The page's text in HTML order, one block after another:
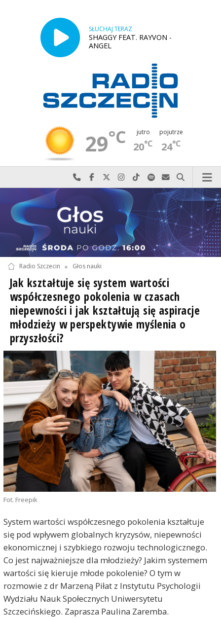
SŁUCHAJ TERAZ
SHAGGY FEAT. RAYVON -
ANGEL
29°C jutro
20°C
pojutrze
24°C
Najlepiej po prostu do nas zadzwoń
Odwiedź nas na Facebook-u
Odwiedź nas na X
Odwiedź nas na Instagram-ie
Odwiedź nas na TikTok-u
Szukaj nas na Spotify
Wyślij do nas
Szukaj
Radio Szczecin » Głos nauki
Jak kształtuje się system wartości
współczesnego pokolenia w czasach
niepewności i jak kształtują się aspiracje
młodzieży w perspektywie myślenia o
przyszłości?
Fot. Freepik
System wartości współczesnego pokolenia kształtuje
się pod wpływem globalnych kryzysów, niepewności
ekonomicznej i szybkiego rozwoju technologicznego.
Co jest najważniejsze dla młodzieży? Jakim systemem
wartości się kieruje młode pokolenie? O tym w
rozmowie z dr Marzeną Piłat z Instytutu Psychologii
Wydziału Nauk Społecznych Uniwersytetu
Szczecińskiego. Zaprasza Paulina Zaremba.